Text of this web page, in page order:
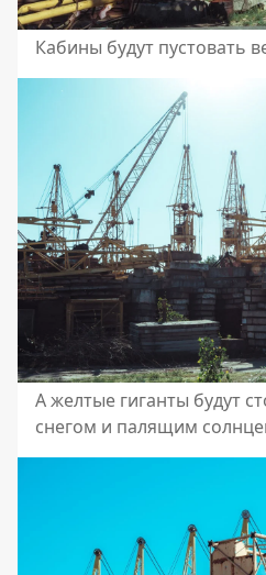
Кабины будут пустовать
А желтые гиганты будут
снегом и палящим